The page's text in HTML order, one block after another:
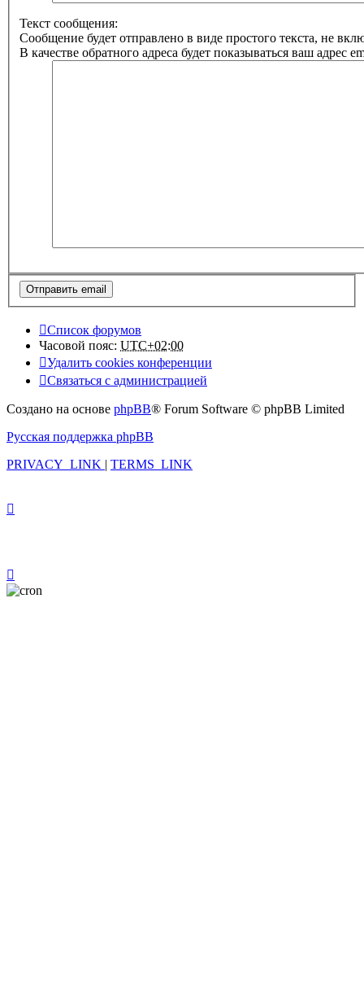
Текст сообщения:
Сообщение будет отправлено в виде простого текста, не
В качестве обратного адреса будет показываться ваш адрес
Список форумов
Часовой пояс: UTC+02:00
Удалить cookies конференции
Связаться с администрацией
Создано на основе phpBB® Forum Software © phpBB Limited
Русская поддержка phpBB
PRIVACY_LINK | TERMS_LINK